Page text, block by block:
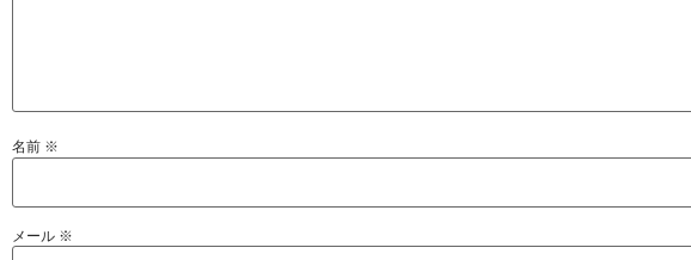
名前 ※
メール ※